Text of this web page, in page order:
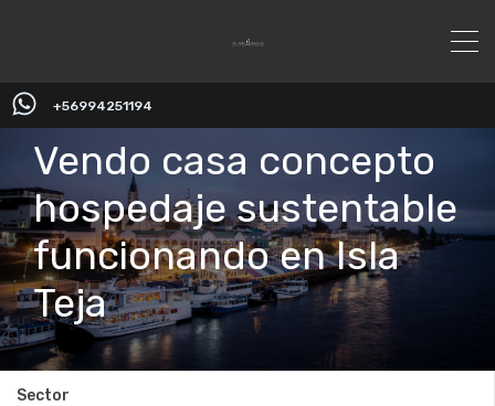
+56994251194
Vendo casa concepto
hospedaje sustentable
funcionando en Isla
Teja
Sector